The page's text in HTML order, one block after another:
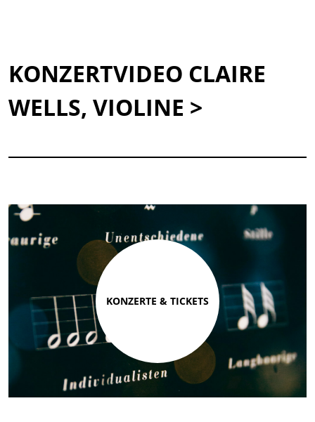
KONZERTVIDEO CLAIRE
WELLS, VIOLINE >
KONZERTE & TICKETS